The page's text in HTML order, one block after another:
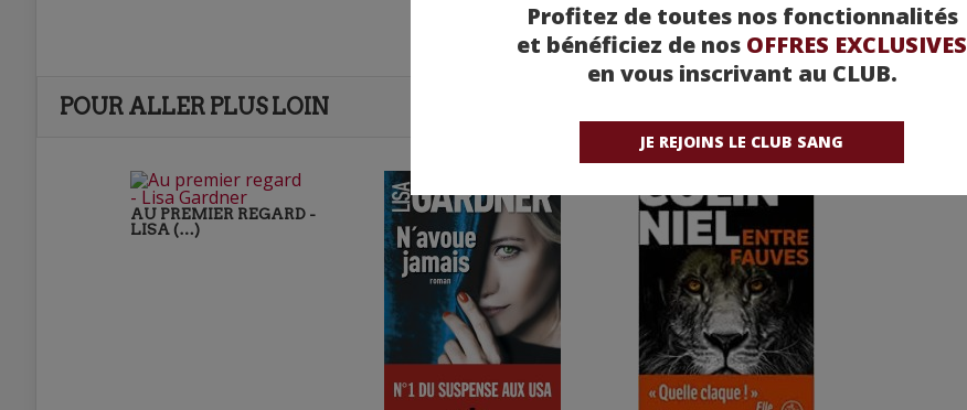
Profitez de toutes nos fonctionnalités
et bénéficiez de nos OFFRES EXCLUSIVES
en vous inscrivant au CLUB.
JE REJOINS LE CLUB SANG
POUR ALLER PLUS LOIN
AU PREMIER REGARD -
LISA (…)